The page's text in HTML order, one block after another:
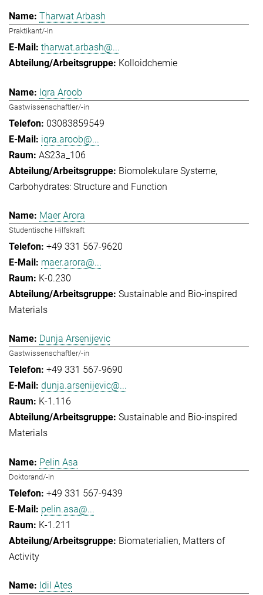
Tharwat Arbash
Praktikant/-in
tharwat.arbash@...
Kolloidchemie
Iqra Aroob
Gastwissenschaftler/-in
03083859549
iqra.aroob@...
AS23a_106
Biomolekulare Systeme
Carbohydrates: Structure and Function
Maer Arora
Studentische Hilfskraft
+49 331 567-9620
maer.arora@...
K-0.230
Sustainable and Bio-inspired
Materials
Dunja Arsenijevic
Gastwissenschaftler/-in
+49 331 567-9690
dunja.arsenijevic@...
K-1.116
Sustainable and Bio-inspired
Materials
Pelin Asa
Doktorand/-in
+49 331 567-9439
pelin.asa@...
K-1.211
Biomaterialien Matters of
Activity
Idil Ates